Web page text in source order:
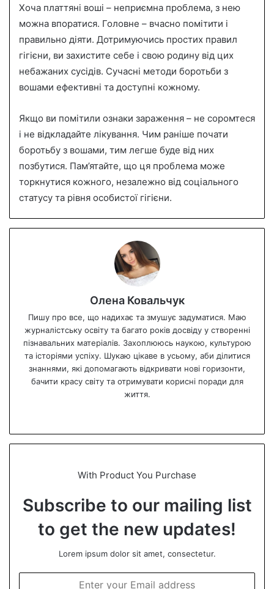
Хоча платтяні воші – неприємна проблема, з нею
можна впоратися. Головне – вчасно помітити і
правильно діяти. Дотримуючись простих правил
гігієни, ви захистите себе і свою родину від цих
небажаних сусідів. Сучасні методи боротьби з
вошами ефективні та доступні кожному.
Якщо ви помітили ознаки зараження – не соромтеся
і не відкладайте лікування. Чим раніше почати
боротьбу з вошами, тим легше буде від них
позбутися. Пам’ятайте, що ця проблема може
торкнутися кожного, незалежно від соціального
статусу та рівня особистої гігієни.
Олена Ковальчук
Пишу про все, що надихає та змушує задуматися. Маю
журналістську освіту та багато років досвіду у створенні
пізнавальних матеріалів. Захоплююсь наукою, культурою
та історіями успіху. Шукаю цікаве в усьому, аби ділитися
знаннями, які допомагають відкривати нові горизонти,
бачити красу світу та отримувати корисні поради для
життя.
te
With Product You Purchase
Subscribe to our mailing list
to get the new updates!
Lorem ipsum dolor sit amet, consectetur.